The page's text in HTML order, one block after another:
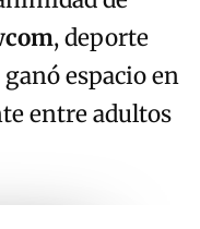
, deporte
espacio en
entre adultos